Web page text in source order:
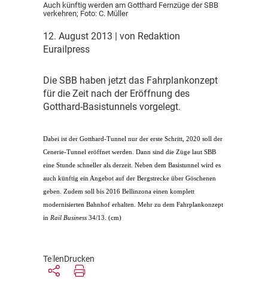
Auch künftig werden am Gotthard Fernzüge der SBB
verkehren; Foto: C. Müller
12. August 2013
| von Redaktion
Eurailpress
Die SBB haben jetzt das Fahrplankonzept
für die Zeit nach der Eröffnung des
Gotthard-Basistunnels vorgelegt.
Dabei ist der Gotthard-Tunnel nur der erste Schritt, 2020 soll der
Cenerie-Tunnel eröffnet werden. Dann sind die Züge laut SBB
eine Stunde schneller als derzeit. Neben dem Basistunnel wird es
auch künftig ein Angebot auf der Bergstrecke über Göschenen
geben. Zudem soll bis 2016 Bellinzona einen komplett
modernisierten Bahnhof erhalten. Mehr zu dem Fahrplankonzept
in Rail Business 34/13. (cm)
TeilenDrucken